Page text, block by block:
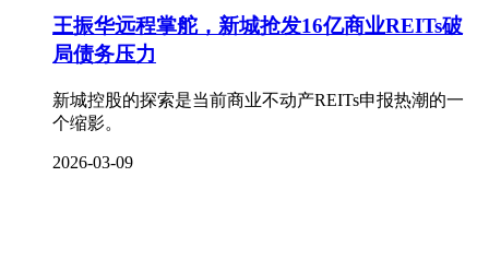
王振华远程掌舵，新城抢发16亿商业REITs破
局债务压力
新城控股的探索是当前商业不动产REITs申报热潮的一
个缩影。
2026-03-09